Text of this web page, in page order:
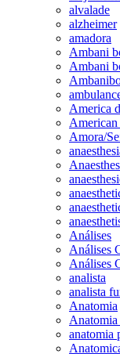
alvalade
alzheimer
amadora
Ambani
Ambani
America
Amora/
Análises
Análises
Análises
analista
analista
Anatomia
Anatomia
anatomia